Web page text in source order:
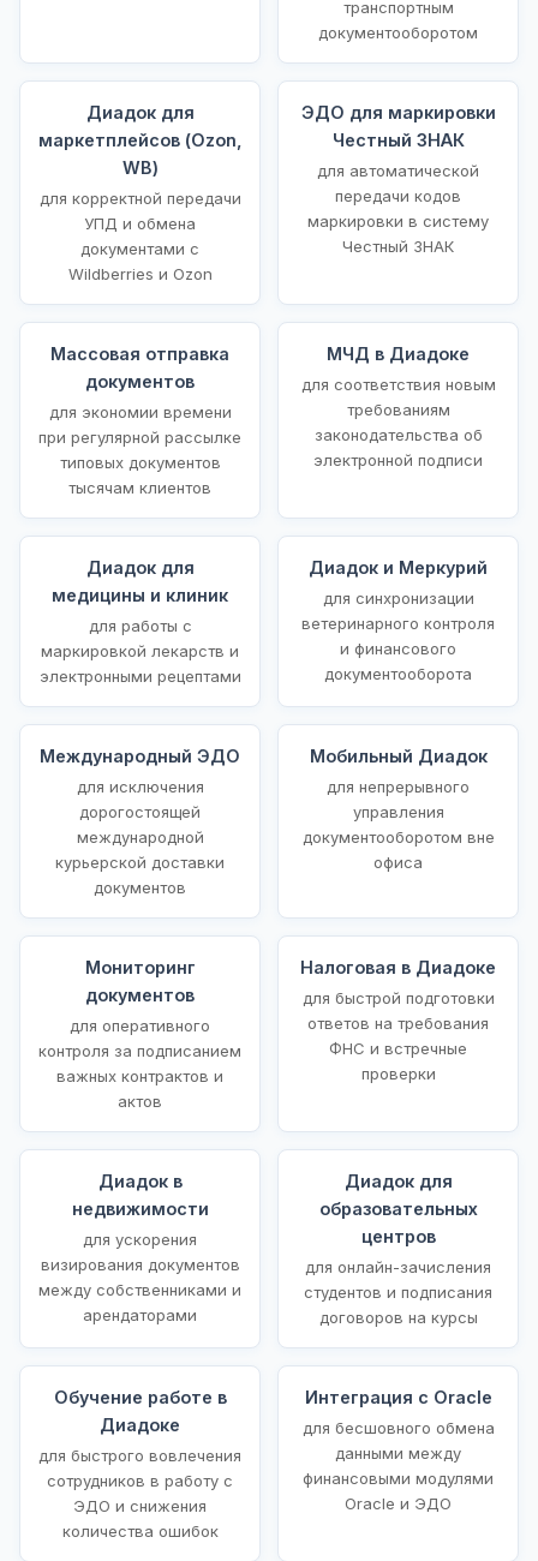
транспортным
документооборотом
Диадок для
маркетплейсов (Ozon,
WB)
для корректной передачи
УПД и обмена
документами с
Wildberries и Ozon
ЭДО для маркировки
Честный ЗНАК
для автоматической
передачи кодов
маркировки в систему
Честный ЗНАК
Массовая отправка
документов
для экономии времени
при регулярной рассылке
типовых документов
тысячам клиентов
МЧД в Диадоке
для соответствия новым
требованиям
законодательства об
электронной подписи
Диадок для
медицины и клиник
для работы с
маркировкой лекарств и
электронными рецептами
Диадок и Меркурий
для синхронизации
ветеринарного контроля
и финансового
документооборота
Международный ЭДО
для исключения
дорогостоящей
международной
курьерской доставки
документов
Мобильный Диадок
для непрерывного
управления
документооборотом вне
офиса
Мониторинг
документов
для оперативного
контроля за подписанием
важных контрактов и
актов
Налоговая в Диадоке
для быстрой подготовки
ответов на требования
ФНС и встречные
проверки
Диадок в
недвижимости
для ускорения
визирования документов
между собственниками и
арендаторами
Диадок для
образовательных
центров
для онлайн-зачисления
студентов и подписания
договоров на курсы
Обучение работе в
Диадоке
для быстрого вовлечения
сотрудников в работу с
ЭДО и снижения
количества ошибок
Интеграция с Oracle
для бесшовного обмена
данными между
финансовыми модулями
Oracle и ЭДО